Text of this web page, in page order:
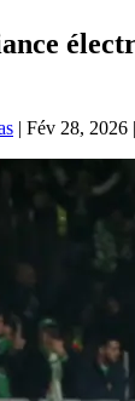
| Fév 28, 2026 |